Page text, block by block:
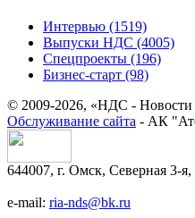
Интервью (1519)
Выпуски НДС (4005)
Спецпроекты (196)
Бизнес-старт (98)
© 2009-2026, «НДС -
Обслуживание сайта - АК
644007, г. Омск, Северная 3-
e-mail: ria-nds@bk.ru